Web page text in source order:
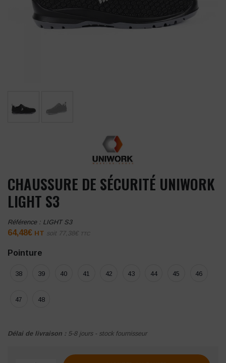
CHAUSSURE DE SÉCURITÉ UNIWORK
LIGHT S3
Référence : LIGHT S3
64,48€ HT soit 77,38€ TTC
Pointure
38 39 40 41 42 43 44 45 46
47 48
Délai de livraison : 5-8 jours - stock fournisseur